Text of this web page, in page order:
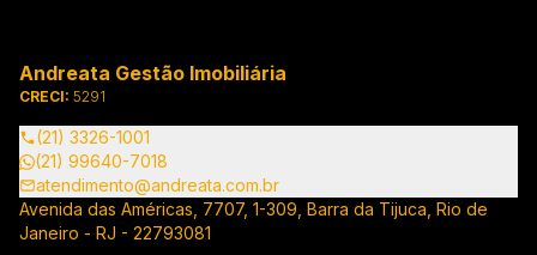
Andreata Gestão Imobiliária
CRECI: 5291
(21) 3326-1001
(21) 99640-7018
atendimento@andreata.com.br
Avenida das Américas, 7707, 1-309, Barra da Tijuca, Rio de
Janeiro - RJ - 22793081